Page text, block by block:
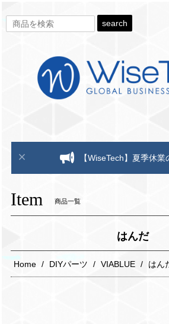
search
【WiseTech】夏季休
Item 商品一覧
はんだ
Home DIYパーツ VIABLUE はん